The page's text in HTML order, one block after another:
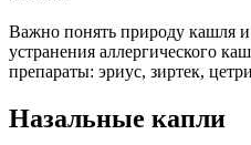
Важно понять природу кашля
устранения аллергического
препараты: эриус, зиртек,
Назальные капли